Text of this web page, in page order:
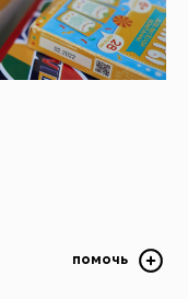
помочь